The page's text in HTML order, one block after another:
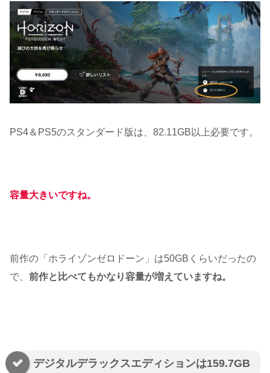
PS4＆PS5のスタンダード版は、82.11GB以上必要です。
容量大きいですね。
前作の「ホライゾンゼロドーン」は50GBくらいだったの
で、 前作と比べてもかなり容量が増えていますね。
デジタルデラックスエディションは159.7GB